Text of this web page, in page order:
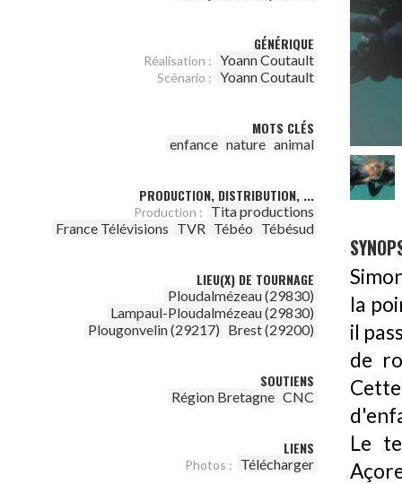
GÉNÉRIQUE
Réalisation : Yoann Coutault
Scénario : Yoann Coutault
MOTS CLÉS
enfance nature animal
PRODUCTION, DISTRIBUTION, ...
Production :
Tita productions
France Télévisions TVR Tébéo Tébésud
LIEU(X) DE TOURNAGE
Ploudalmézeau (29830)
Lampaul-Ploudalmézeau (29830)
Plougonvelin (29217) Brest (29200)
SOUTIENS
Région Bretagne CNC
LIENS
Photos : Télécharger
la
il
de
Le